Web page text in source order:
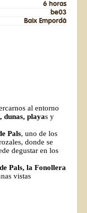
6 horas
be03
Baix Empordà
al entorno
dunas, playas y
Pals, uno de los
donde se
degustar en los
Pals, la Fonollera
vistas